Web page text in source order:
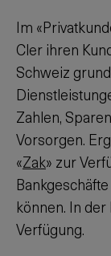
Im
Cler ihren
Schweiz
Zahlen,
Vorsorgen.
«Zak» zur
können. In
Verfügung.